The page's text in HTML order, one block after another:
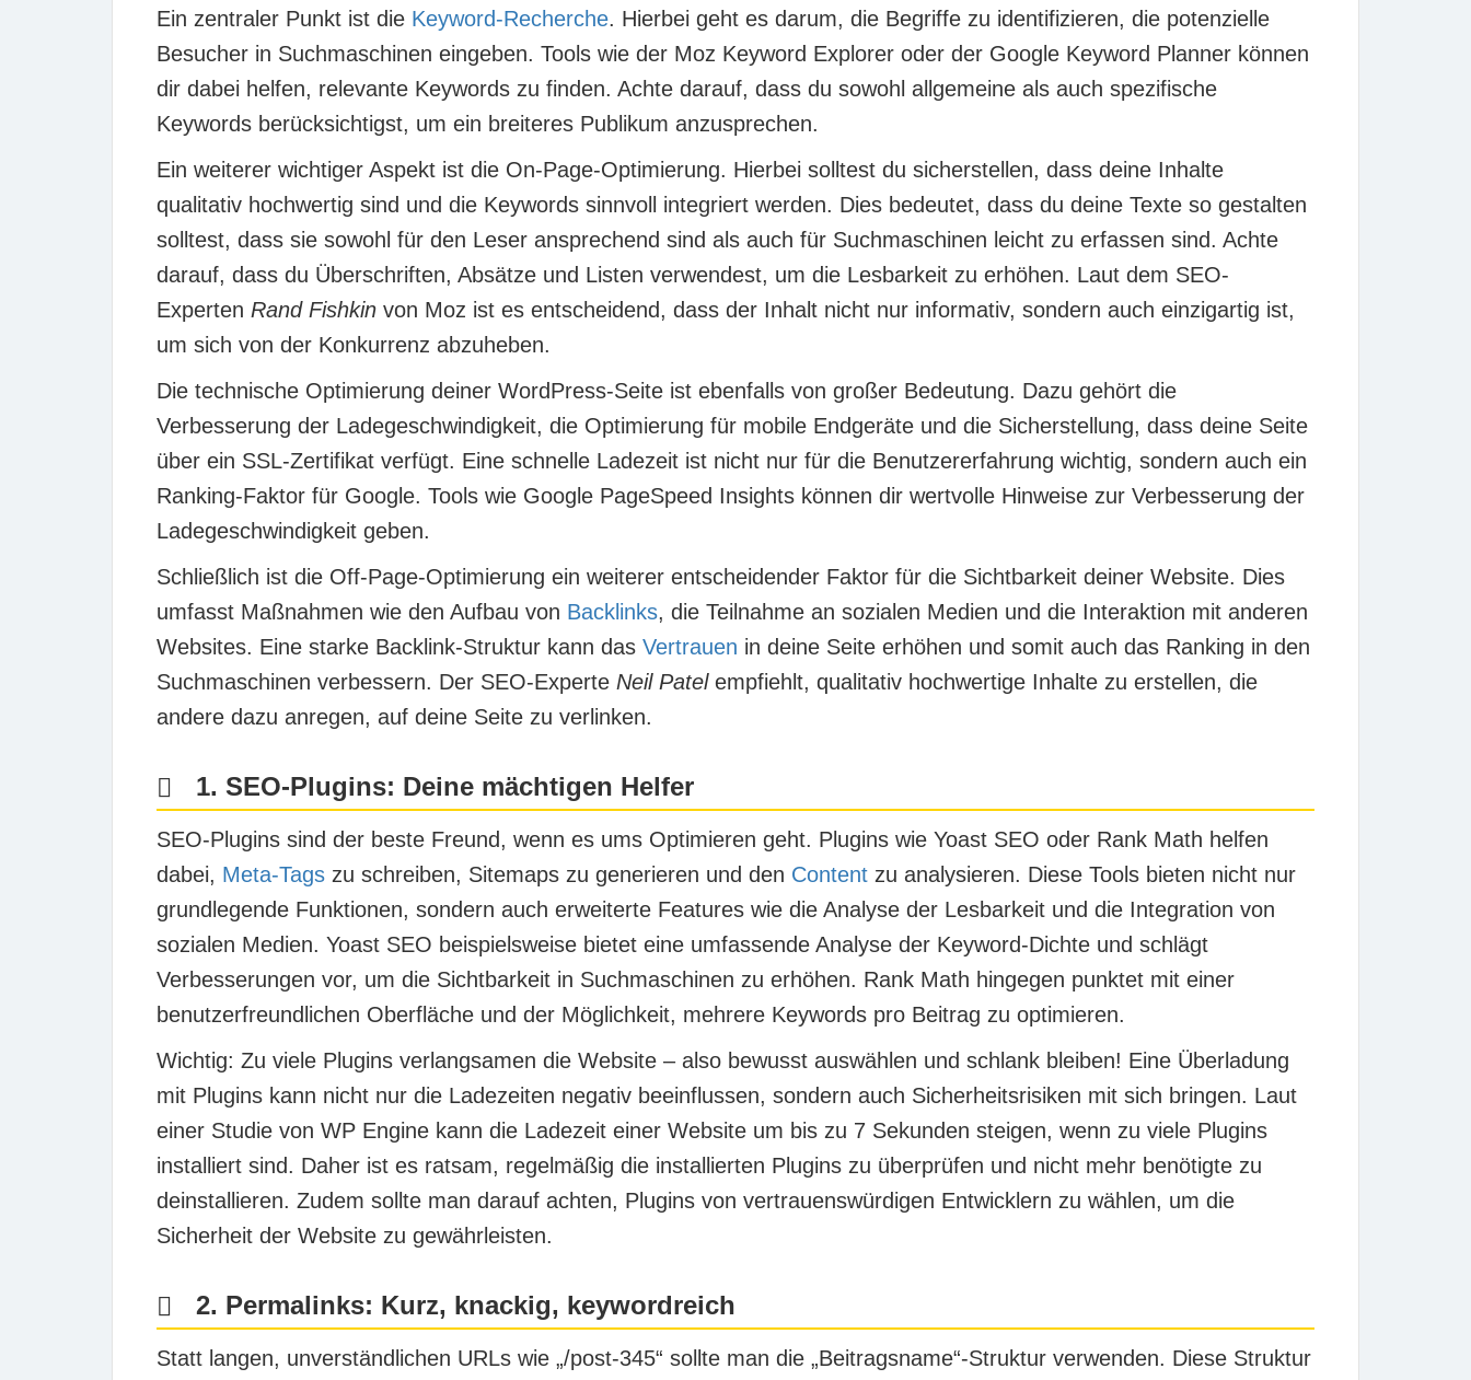
Ein zentraler Punkt ist die Keyword-Recherche. Hierbei geht es darum, die Begriffe zu identifizieren, die potenzielle
Besucher in Suchmaschinen eingeben. Tools wie der Moz Keyword Explorer oder der Google Keyword Planner können
dir dabei helfen, relevante Keywords zu finden. Achte darauf, dass du sowohl allgemeine als auch spezifische
Keywords berücksichtigst, um ein breiteres Publikum anzusprechen.
Ein weiterer wichtiger Aspekt ist die On-Page-Optimierung. Hierbei solltest du sicherstellen, dass deine Inhalte
qualitativ hochwertig sind und die Keywords sinnvoll integriert werden. Dies bedeutet, dass du deine Texte so gestalten
solltest, dass sie sowohl für den Leser ansprechend sind als auch für Suchmaschinen leicht zu erfassen sind. Achte
darauf, dass du Überschriften, Absätze und Listen verwendest, um die Lesbarkeit zu erhöhen. Laut dem SEO-
Experten Rand Fishkin von Moz ist es entscheidend, dass der Inhalt nicht nur informativ, sondern auch einzigartig ist,
um sich von der Konkurrenz abzuheben.
Die technische Optimierung deiner WordPress-Seite ist ebenfalls von großer Bedeutung. Dazu gehört die
Verbesserung der Ladegeschwindigkeit, die Optimierung für mobile Endgeräte und die Sicherstellung, dass deine Seite
über ein SSL-Zertifikat verfügt. Eine schnelle Ladezeit ist nicht nur für die Benutzererfahrung wichtig, sondern auch ein
Ranking-Faktor für Google. Tools wie Google PageSpeed Insights können dir wertvolle Hinweise zur Verbesserung der
Ladegeschwindigkeit geben.
Schließlich ist die Off-Page-Optimierung ein weiterer entscheidender Faktor für die Sichtbarkeit deiner Website. Dies
umfasst Maßnahmen wie den Aufbau von Backlinks, die Teilnahme an sozialen Medien und die Interaktion mit anderen
Websites. Eine starke Backlink-Struktur kann das Vertrauen in deine Seite erhöhen und somit auch das Ranking in den
Suchmaschinen verbessern. Der SEO-Experte Neil Patelempfiehlt, qualitativ hochwertige Inhalte zu erstellen, die
andere dazu anregen, auf deine Seite zu verlinken.
1. SEO-Plugins: Deine mächtigen Helfer
SEO-Plugins sind der beste Freund, wenn es ums Optimieren geht. Plugins wie Yoast SEO oder Rank Math helfen
dabei, Meta-Tags zu schreiben, Sitemaps zu generieren und den Content zu analysieren. Diese Tools bieten nicht nur
grundlegende Funktionen, sondern auch erweiterte Features wie die Analyse der Lesbarkeit und die Integration von
sozialen Medien. Yoast SEO beispielsweise bietet eine umfassende Analyse der Keyword-Dichte und schlägt
Verbesserungen vor, um die Sichtbarkeit in Suchmaschinen zu erhöhen. Rank Math hingegen punktet mit einer
benutzerfreundlichen Oberfläche und der Möglichkeit, mehrere Keywords pro Beitrag zu optimieren.
Wichtig: Zu viele Plugins verlangsamen die Website – also bewusst auswählen und schlank bleiben! Eine Überladung
mit Plugins kann nicht nur die Ladezeiten negativ beeinflussen, sondern auch Sicherheitsrisiken mit sich bringen. Laut
einer Studie von WP Engine kann die Ladezeit einer Website um bis zu 7 Sekunden steigen, wenn zu viele Plugins
installiert sind. Daher ist es ratsam, regelmäßig die installierten Plugins zu überprüfen und nicht mehr benötigte zu
deinstallieren. Zudem sollte man darauf achten, Plugins von vertrauenswürdigen Entwicklern zu wählen, um die
Sicherheit der Website zu gewährleisten.
2. Permalinks: Kurz, knackig, keywordreich
Statt langen, unverständlichen URLs wie „/post-345“ sollte man die „Beitragsname“-Struktur verwenden. Diese Struktur